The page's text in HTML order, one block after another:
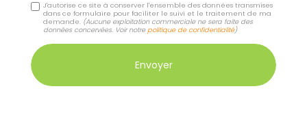
J'autorise ce site à conserver l'ensemble des données transmises
dans ce formulaire pour faciliter le suivi et le traitement de ma
demande. (Aucune exploitation commerciale ne sera faite des
données concervées. Voir notrepolitique de confidentialité)